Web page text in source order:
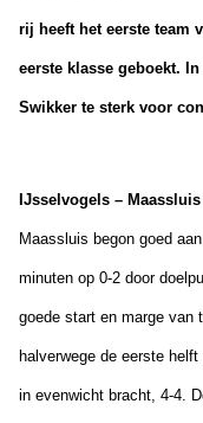
rij heeft het eerste team
eerste klasse geboekt.
Swikker te sterk voor
IJsselvogels – Maassluis
Maassluis begon goed
minuten op 0-2 door
goede start en marge van
halverwege de eerste
in evenwicht bracht, 4-4.